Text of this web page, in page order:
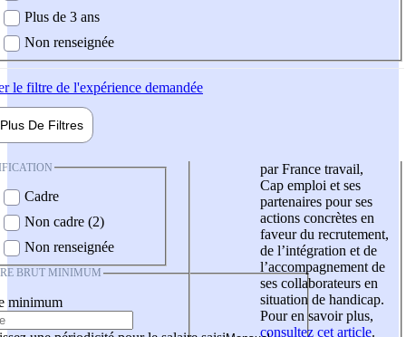
Plus de 3 ans
Non renseignée
le filtre de l'expérience demandée
Plus De Filtres
Cadre
Non cadre (2)
Non renseignée
BRUT MINIMUM
minimum
par France travail,
Cap emploi et ses
partenaires pour ses
actions concrètes en
faveur du recrutement,
de l’intégration et de
l’accompagnement de
ses collaborateurs en
situation de handicap.
Pour en savoir plus,
consultez cet article.